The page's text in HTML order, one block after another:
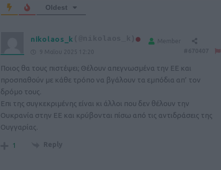
Oldest
nikolaos_k (@nikolaos_k)
Member
9 Μαΐου 2025 12:20
Ποιος θα τους πιστέψει; Θέλουν απεγνωσμένα την ΕΕ και
προσπαθούν με κάθε τρόπο να βγάλουν τα εμπόδια απ’ τον
δρόμο τους.
Επι της συγκεκριμένης είναι κι άλλοι που δεν θέλουν την
Ουκρανία στην ΕΕ και κρύβονται πίσω από τις αντιδράσεις της
Ουγγαρίας.
1 Reply